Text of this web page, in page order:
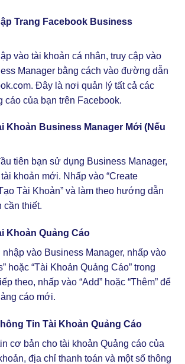
Trang Facebook Business
vào tài khoản cá nhân, truy cập vào
Manager bằng cách vào đường dẫn
Đây là nơi quản lý tất cả các
cáo của bạn trên Facebook.
Khoản Business Manager Mới (Nếu
tiên bạn sử dụng Business Manager,
khoản mới. Nhấp vào “Create
Tài Khoản” và làm theo hướng dẫn
cần thiết.
Khoản Quảng Cáo
vào Business Manager, nhấp vào
hoặc “Tài Khoản Quảng Cáo” trong
theo, nhấp vào “Add” hoặc “Thêm” để
cáo mới.
Tin Tài Khoản Quảng Cáo
cơ bản cho tài khoản Quảng cáo của
địa chỉ thanh toán và một số thông